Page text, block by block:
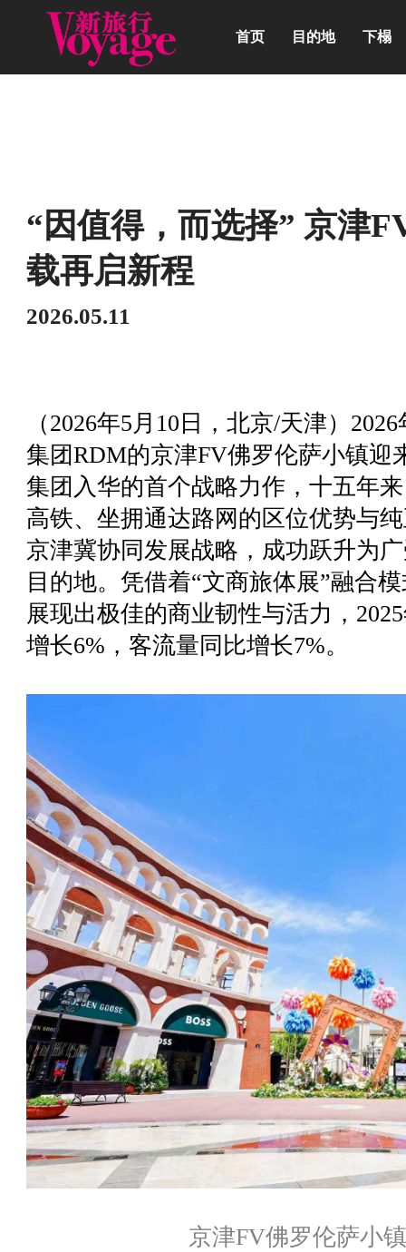
首页 目的地 下榻
“因值得，而选择” 京津
载再启新程
2026.05.11
（2026年5月10日，北京/天津）
集团RDM的京津FV佛罗伦萨小镇迎
集团入华的首个战略力作，十五年
高铁、坐拥通达路网的区位优势与
京津冀协同发展战略，成功跃升为
目的地。凭借着“文商旅体展”融合
展现出极佳的商业韧性与活力，
增长6%，客流量同比增长7%。
京津FV佛罗伦萨小